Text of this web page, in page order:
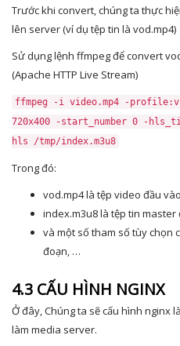
Trước khi convert, chúng ta thực
lên server (ví dụ tệp tin là vod.mp4)
Sử dụng lệnh ffmpeg để convert
(Apache HTTP Live Stream)
ffmpeg -i video.mp4 -profile:
720x400
-start_number 0 -
hls /tmp/index.m3u8
Trong đó:
vod.mp4 là tệp video đầu
index.m3u8 là tệp tin master
và một số tham số tùy chọn
đoạn, …
4.3 CẤU HÌNH NGINX
Ở đây, Chúng ta sẽ cấu hình nginx
làm media server.